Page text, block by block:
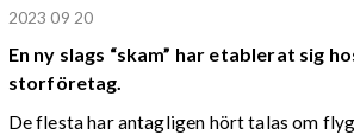
2023 09 20
En ny slags “skam” har etablerat sig
storföretag.
De flesta har antagligen hört talas om